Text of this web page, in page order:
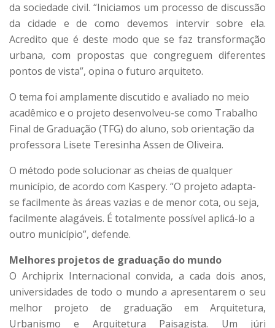
da sociedade civil. “Iniciamos um processo de discussão
da cidade e de como devemos intervir sobre ela.
Acredito que é deste modo que se faz transformação
urbana, com propostas que congreguem diferentes
pontos de vista”, opina o futuro arquiteto.
O tema foi amplamente discutido e avaliado no meio
acadêmico e o projeto desenvolveu-se como Trabalho
Final de Graduação (TFG) do aluno, sob orientação da
professora Lisete Teresinha Assen de Oliveira.
O método pode solucionar as cheias de qualquer
município, de acordo com Kaspery. “O projeto adapta-
se facilmente às áreas vazias e de menor cota, ou seja,
facilmente alagáveis. É totalmente possível aplicá-lo a
outro município”, defende.
Melhores projetos de graduação do mundo
O Archiprix Internacional convida, a cada dois anos,
universidades de todo o mundo a apresentarem o seu
melhor projeto de graduação em Arquitetura,
Urbanismo e Arquitetura Paisagista. Um júri